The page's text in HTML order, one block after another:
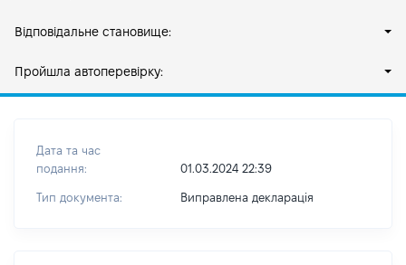
Відповідальне становище:
Пройшла автоперевірку:
Дата та час
подання:
01.03.2024 22:39
Тип документа: Виправлена декларація